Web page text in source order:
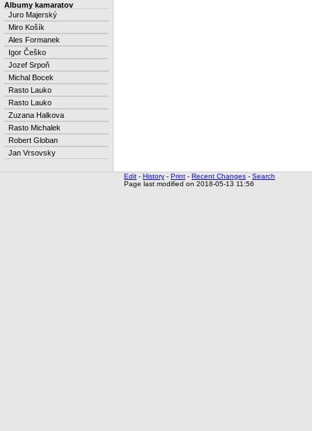
Albumy kamaratov
Juro Majerský
Miro Košík
Ales Formanek
Igor Češko
Jozef Srpoň
Michal Bocek
Rasto Lauko
Rasto Lauko
Zuzana Halkova
Rasto Michalek
Robert Globan
Jan Vrsovsky
Edit - History - Print - Recent Changes - Search
Page last modified on 2018-05-13 11:56